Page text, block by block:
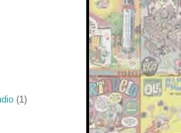
(1)